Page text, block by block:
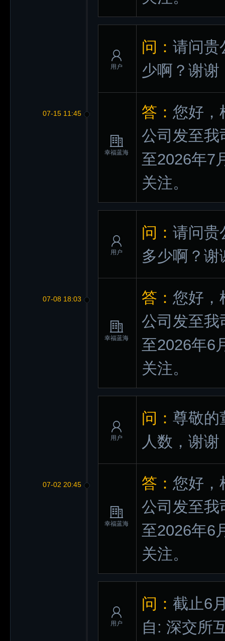
07-15 11:45
用户
问： 请问贵
少啊？谢谢
幸福蓝海
答： 您好，
公司发至我
至2026年7
关注。
07-08 18:03
用户
问： 请问贵
多少啊？谢
幸福蓝海
答： 您好，
公司发至我
至2026年6
关注。
07-02 20:45
用户
问： 尊敬的
人数，谢谢
幸福蓝海
答： 您好，
公司发至我
至2026年6
关注。
用户
问： 截止6
自: 深交所